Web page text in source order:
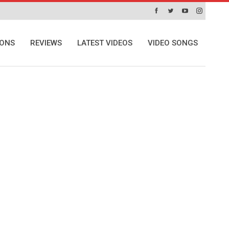
REVIEWS LATEST VIDEOS VIDEO SONGS